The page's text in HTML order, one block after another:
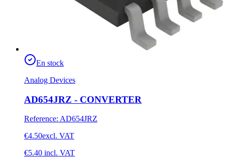
En stock
Analog Devices
AD654JRZ - CONVERTER
Reference: AD654JRZ
€4.50excl. VAT
€5.40 incl. VAT